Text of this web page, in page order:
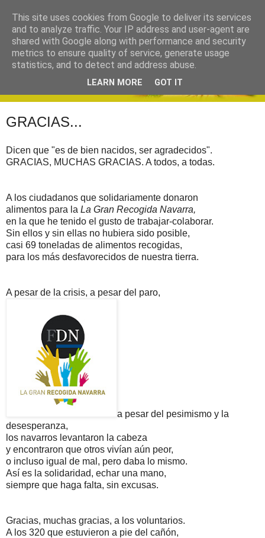
GRACIAS...
Dicen que "es de bien nacidos, ser agradecidos".
GRACIAS, MUCHAS GRACIAS. A todos, a todas.
A los ciudadanos que solidariamente donaron
alimentos para la La Gran Recogida Navarra,
en la que he tenido el gusto de trabajar-colaborar.
Sin ellos y sin ellas no hubiera sido posible,
casi 69 toneladas de alimentos recogidas,
para los más desfavorecidos de nuestra tierra.
A pesar de la crisis, a pesar del paro,
a pesar del pesimismo y la
desesperanza,
los navarros levantaron la cabeza
y encontraron que otros vivían aún peor,
o incluso igual de mal, pero daba lo mismo.
Así es la solidaridad, echar una mano,
siempre que haga falta, sin excusas.
Gracias, muchas gracias, a los voluntarios.
A los 320 que estuvieron a pie del cañón,
This site uses cookies from Google to deliver its services
and to analyze traffic. Your IP address and user-agent are
shared with Google along with performance and security
metrics to ensure quality of service, generate usage
statistics, and to detect and address abuse.
LEARN MORE GOT IT